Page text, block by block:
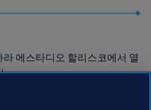
에스타디오 할리스코에서 열